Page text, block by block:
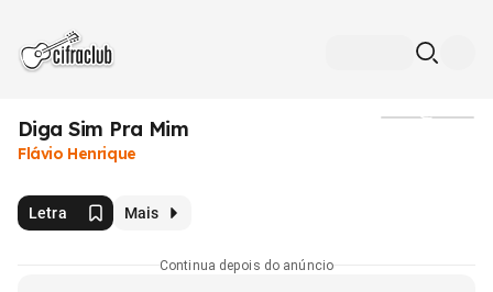
Diga Sim Pra Mim
Flávio Henrique
Letra Mais
Continua depois do anúncio